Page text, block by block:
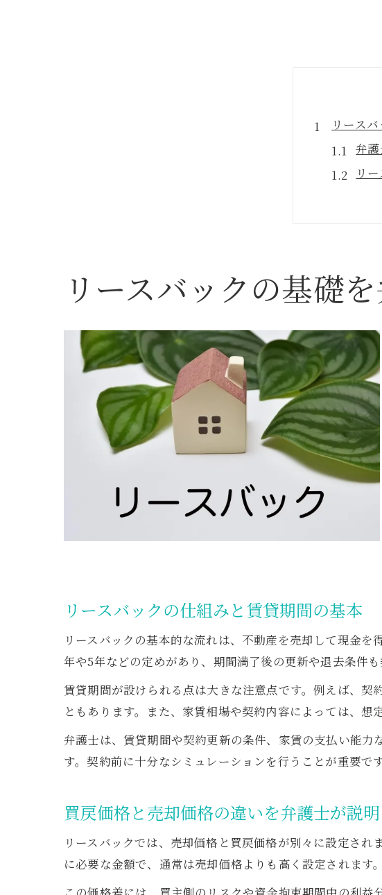
リース
弁
リ
買
自
売
弁
否
弁護士
弁
売
リ
弁
弁
家賃支
自
家
弁
賃
自己破
弁
住み
家
住特条
リースバックの基礎
リースバックの仕組みと賃貸期間の基本
リースバックの基本的な流れは、不動産を売却して現金
年や5年などの定めがあり、期間満了後の更新や退去条件も
賃貸期間が設けられる点は大きな注意点です。例えば、
ともあります。また、家賃相場や契約内容によっては、想
弁護士は、賃貸期間や契約更新の条件、家賃の支払い能
す。契約前に十分なシミュレーションを行うことが重要です
買戻価格と売却価格の違いを弁護士が説明
リースバックでは、売却価格と買戻価格が別々に設定さ
に必要な金額で、通常は売却価格よりも高く設定されます。